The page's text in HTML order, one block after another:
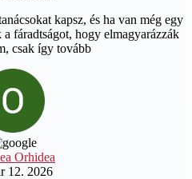
kapsz, és ha van még egy
fáradtságot, hogy elmagyarázzák
csak így tovább
Orhidea
12. 2026